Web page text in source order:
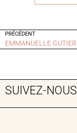
PRÉCÉDENT
SUIVEZ-NOUS